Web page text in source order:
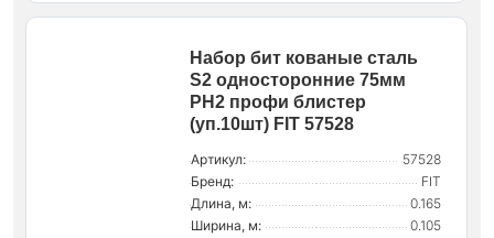
Набор бит кованые сталь
S2 односторонние 75мм
PH2 профи блистер
(уп.10шт) FIT 57528
Артикул:
57528
Бренд:
FIT
Длина, м:
0.165
Ширина, м:
0.105